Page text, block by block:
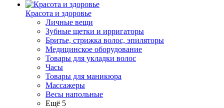
Красота и здоровье
Личные вещи
Зубные щетки и ирригаторы
Бритье, стрижка волос, эпиляторы
Медицинское оборудование
Товары для укладки волос
Часы
Товары для маникюра
Массажеры
Весы напольные
Ещё 5